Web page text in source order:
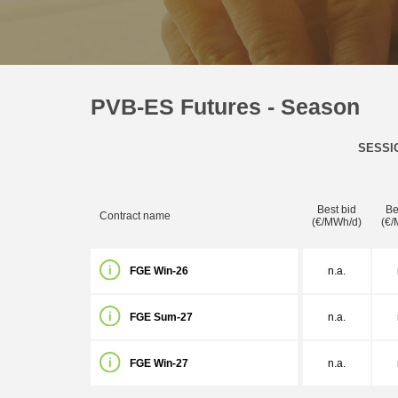
PVB-ES Futures - Season
Contract name
Best bid
(€/MWh/d)
(€/
FGE Win-26 n.a.
FGE Sum-27 n.a.
FGE Win-27 n.a.